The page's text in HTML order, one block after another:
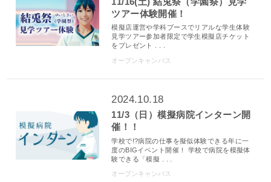
ツアー体験開催！
模擬店運営や学科ブースでリアルな学生体験
見学ツアー参加者限定で学生模擬店チケット
をプレゼント . . .
オープンキャンパス
2024.10.18
11/3（日）模擬病院インターン開
催！！
学校で!?病院の仕事を擬似体験できる年に一
度のBIGイベント開催！ 学校で病院を模擬体
験できる「模擬 . . .
オープンキャンパス